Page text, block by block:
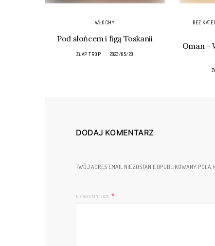
WŁOCHY
Pod słońcem i figą Toskanii
ZŁAP TROP 2023/05/20
BEZ
Oman –
DODAJ KOMENTARZ
TWÓJ ADRES EMAIL NIE ZOSTANIE OPUBLIKOWANY. POLA,
KOMENTARZ